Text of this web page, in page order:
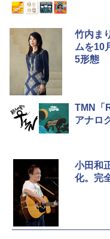
竹内ま
ムを10
5形態
TMN「
アナロ
小田和
化。完